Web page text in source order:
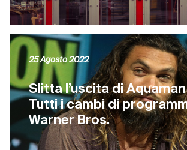
Slitta l’uscita di
Tutti i cambi di
Warner Bros.
25 Agosto 2022